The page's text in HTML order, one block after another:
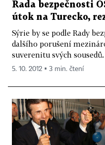
Rada bezpečnosti
útok na Turecko,
Sýrie by se podle Rady
dalšího porušení
suverenitu svých
5. 10. 2012 ▪ 3 min. čtení